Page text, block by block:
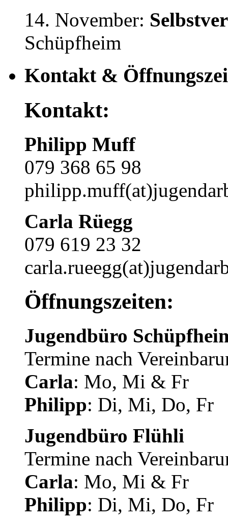
14. November:
Schüpfheim
Kontakt &
Kontakt:
Philipp Muff
079 368 65 98
Carla Rüegg
079 619 23 32
Öffnungszeiten:
Jugendbüro
Termine nach
Carla: Mo, Mi & Fr
Philipp: Di, Mi, Do, Fr
Jugendbüro Flühli
Termine nach
Carla: Mo, Mi & Fr
Philipp: Di, Mi, Do, Fr